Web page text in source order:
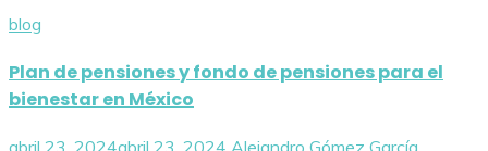
blog
Plan de pensiones y fondo de pensiones para el
bienestar en México
abril 23, 2024abril 23, 2024 Alejandro Gómez García